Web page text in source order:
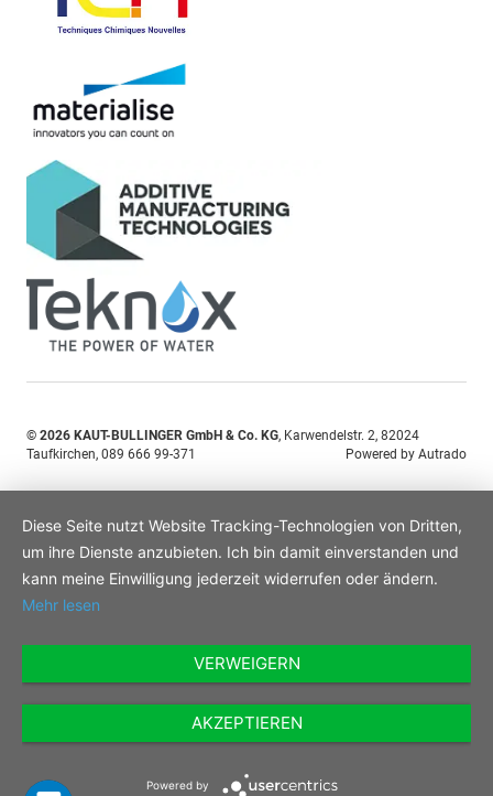
© 2026 KAUT-BULLINGER GmbH & Co. KG, Karwendelstr. 2, 82024
Taufkirchen, 089 666 99-371 Powered by Autrado
Diese Seite nutzt Website Tracking-Technologien von Dritten,
um ihre Dienste anzubieten. Ich bin damit einverstanden und
kann meine Einwilligung jederzeit widerrufen oder ändern.
Mehr lesen
VERWEIGERN
AKZEPTIEREN
Powered by